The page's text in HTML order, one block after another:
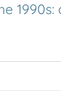
1990s: